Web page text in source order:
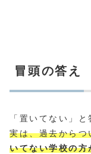
冒頭の答え
「置いてない」
実は、過去から
いてない学校の方